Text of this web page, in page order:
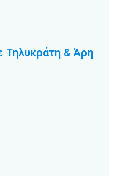
Τηλυκράτη & Άρη